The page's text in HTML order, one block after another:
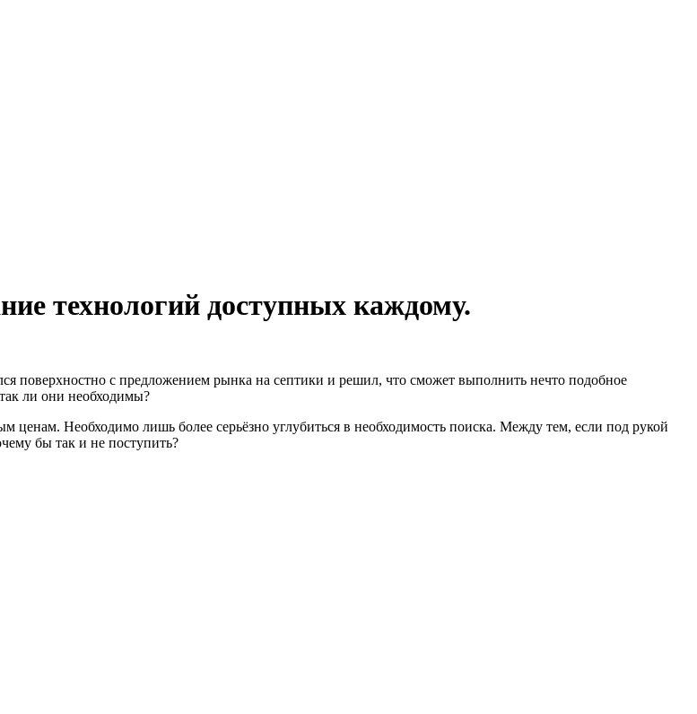
технологий доступных каждому.
поверхностно с предложением рынка на септики и решил, что сможет выполнить нечто подобное
ли они необходимы?
Необходимо лишь более серьёзно углубиться в необходимость поиска. Между тем, если под рукой
бы так и не поступить?